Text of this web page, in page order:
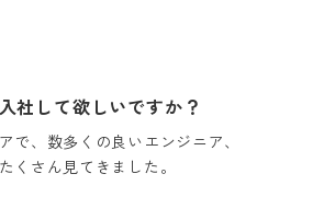
社して欲しいですか？
で、数多くの良いエンジニア、
くさん見てきました。